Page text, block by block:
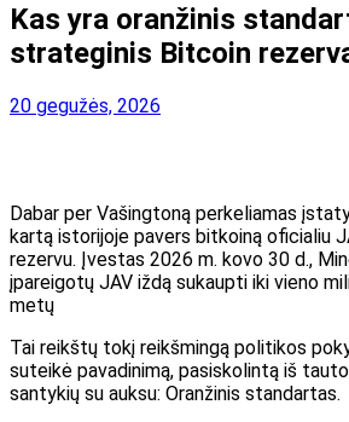
Kas yra oranžinis
strateginis Bitcoin
20 gegužės, 2026
Dabar per Vašingtoną perkeliamas
kartą istorijoje pavers bitkoiną oficialiu
rezervu. Įvestas 2026 m. kovo 30 d.,
įpareigotų JAV iždą sukaupti iki vieno
metų
Tai reikštų tokį reikšmingą politikos
suteikė pavadinimą, pasiskolintą iš
santykių su auksu: Oranžinis standartas.